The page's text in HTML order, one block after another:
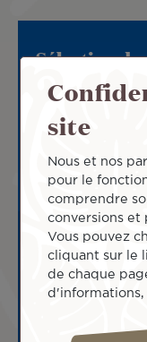
Sélection
La fonction de
disponible pour
connaître les
de voyage et
passagers.
Dates de
Dates de voyage
site
Nous et nos
pour le
comprendre
conversions et
Vous pouvez
cliquant sur le
de chaque
d'informations,